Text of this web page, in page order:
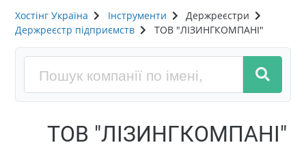
Хостінг Україна Інструменти
Держреєстри
Держреєстр підприємств
ТОВ "ЛІЗИНГКОМПАНІ"
ТОВ "ЛІЗИНГКОМПАНІ"